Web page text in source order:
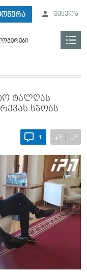
შესვლა
ტალღას
სჯობს
1 +A −A